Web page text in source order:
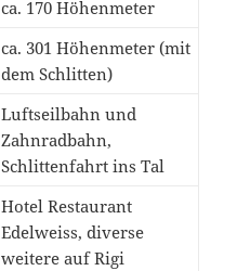
ca. 170 Höhenmeter
ca. 301 Höhenmeter (mit
dem Schlitten)
Luftseilbahn und
Zahnradbahn,
Schlittenfahrt ins Tal
Hotel Restaurant
Edelweiss, diverse
weitere auf Rigi